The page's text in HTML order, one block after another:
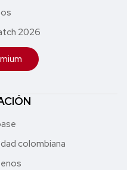
2026
colombiana